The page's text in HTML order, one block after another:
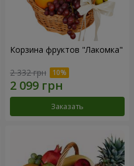
Корзина фруктов "Лакомка"
2 332 грн
Заказать